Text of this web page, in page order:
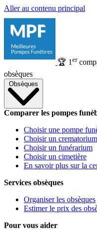
Aller au contenu principal
🏆 1 er
obsèques
Obsèques
Comparer les pompes
Choisir une pompe
Choisir un crematorium
Choisir un funérarium
Choisir un cimetière
En savoir plus sur la
Services obsèques
Organiser les obsèques
Estimer le prix des
Pour vous aider